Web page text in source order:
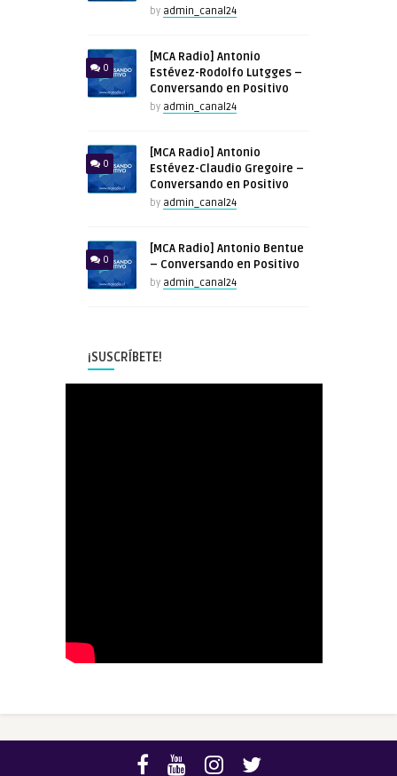
by admin_canal24
0
[MCA Radio] Antonio
Estévez-Rodolfo Lutgges –
Conversando en Positivo
by admin_canal24
0
[MCA Radio] Antonio
Estévez-Claudio Gregoire –
Conversando en Positivo
by admin_canal24
0
[MCA Radio] Antonio Bentue
– Conversando en Positivo
by admin_canal24
¡SUSCRÍBETE!